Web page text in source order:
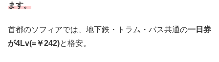
ます。
首都のソフィアでは、地下鉄・トラム・バス共通の一日券
が4Lv(=￥242)と格安。